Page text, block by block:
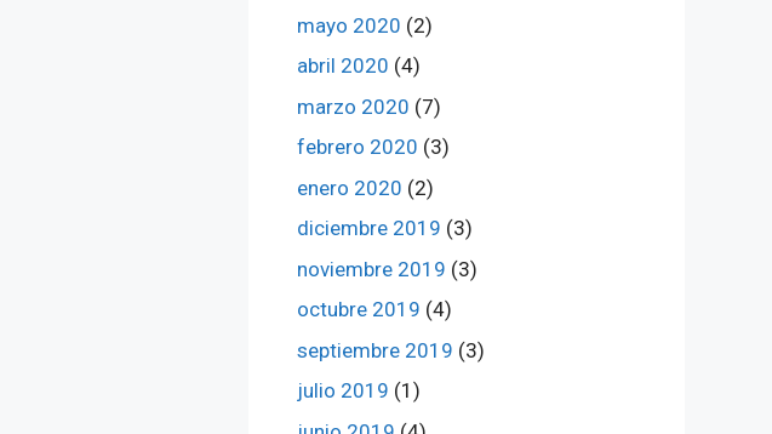
mayo 2020 (2)
abril 2020 (4)
marzo 2020 (7)
febrero 2020 (3)
enero 2020 (2)
diciembre 2019 (3)
noviembre 2019 (3)
octubre 2019 (4)
septiembre 2019 (3)
julio 2019 (1)